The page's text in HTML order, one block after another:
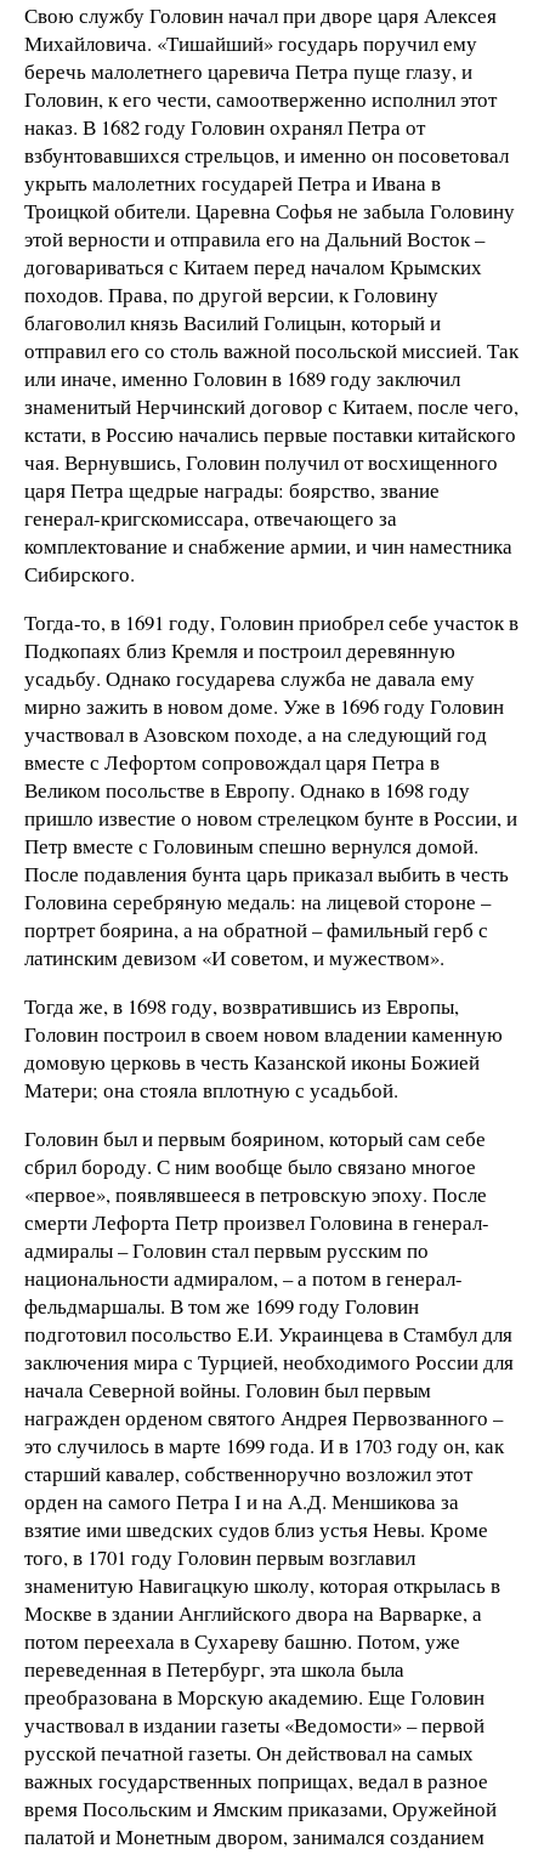
Свою службу Головин начал при дворе царя Алексея
Михайловича. «Тишайший» государь поручил ему
беречь малолетнего царевича Петра пуще глазу, и
Головин, к его чести, самоотверженно исполнил этот
наказ. В 1682 году Головин охранял Петра от
взбунтовавшихся стрельцов, и именно он посоветовал
укрыть малолетних государей Петра и Ивана в
Троицкой обители. Царевна Софья не забыла Головину
этой верности и отправила его на Дальний Восток –
договариваться с Китаем перед началом Крымских
походов. Права, по другой версии, к Головину
благоволил князь Василий Голицын, который и
отправил его со столь важной посольской миссией. Так
или иначе, именно Головин в 1689 году заключил
знаменитый Нерчинский договор с Китаем, после чего,
кстати, в Россию начались первые поставки китайского
чая. Вернувшись, Головин получил от восхищенного
царя Петра щедрые награды: боярство, звание
генерал-кригскомиссара, отвечающего за
комплектование и снабжение армии, и чин наместника
Сибирского.
Тогда-то, в 1691 году, Головин приобрел себе участок в
Подкопаях близ Кремля и построил деревянную
усадьбу. Однако государева служба не давала ему
мирно зажить в новом доме. Уже в 1696 году Головин
участвовал в Азовском походе, а на следующий год
вместе с Лефортом сопровождал царя Петра в
Великом посольстве в Европу. Однако в 1698 году
пришло известие о новом стрелецком бунте в России, и
Петр вместе с Головиным спешно вернулся домой.
После подавления бунта царь приказал выбить в честь
Головина серебряную медаль: на лицевой стороне –
портрет боярина, а на обратной – фамильный герб с
латинским девизом «И советом, и мужеством».
Тогда же, в 1698 году, возвратившись из Европы,
Головин построил в своем новом владении каменную
домовую церковь в честь Казанской иконы Божией
Матери; она стояла вплотную с усадьбой.
Головин был и первым боярином, который сам себе
сбрил бороду. С ним вообще было связано многое
«первое», появлявшееся в петровскую эпоху. После
смерти Лефорта Петр произвел Головина в генерал-
адмиралы – Головин стал первым русским по
национальности адмиралом, – а потом в генерал-
фельдмаршалы. В том же 1699 году Головин
подготовил посольство Е.И. Украинцева в Стамбул для
заключения мира с Турцией, необходимого России для
начала Северной войны. Головин был первым
награжден орденом святого Андрея Первозванного –
это случилось в марте 1699 года. И в 1703 году он, как
старший кавалер, собственноручно возложил этот
орден на самого Петра I и на А.Д. Меншикова за
взятие ими шведских судов близ устья Невы. Кроме
того, в 1701 году Головин первым возглавил
знаменитую Навигацкую школу, которая открылась в
Москве в здании Английского двора на Варварке, а
потом переехала в Сухареву башню. Потом, уже
переведенная в Петербург, эта школа была
преобразована в Морскую академию. Еще Головин
участвовал в издании газеты «Ведомости» – первой
русской печатной газеты. Он действовал на самых
важных государственных поприщах, ведал в разное
время Посольским и Ямским приказами, Оружейной
палатой и Монетным двором, занимался созданием